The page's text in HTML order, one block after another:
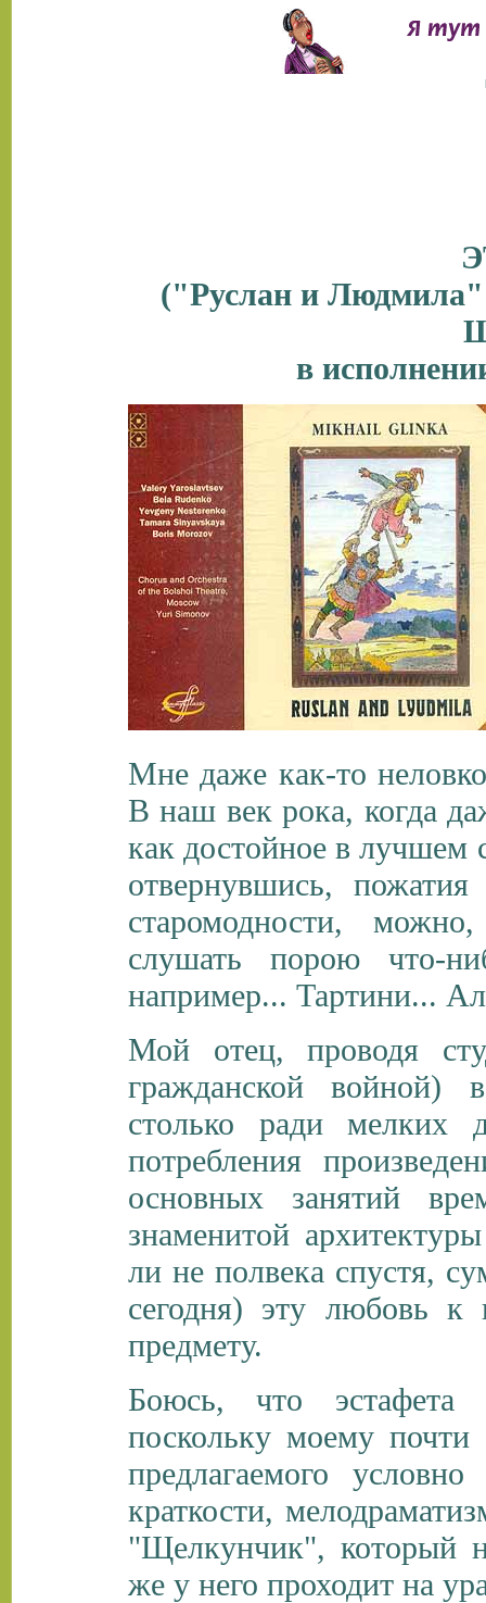
("Руслан и
в
Мне даже как-то
В наш век рока, когда
как достойное в лучшем
отвернувшись,
старомодности,
слушать порою что-
например... Тартини...
Мой отец, проводя
гражданской войной)
столько ради мелких
потребления
основных занятий
знаменитой
ли не полвека спустя,
сегодня) эту любовь к
предмету.
Боюсь, что эстафета
поскольку моему почти
предлагаемого
краткости,
"Щелкунчик", который
же у него проходит на